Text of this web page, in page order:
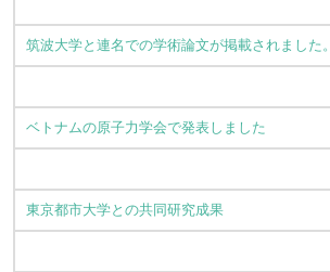
筑波大学と連名での学術論文が掲載されました。
ベトナムの原子力学会で発表しました
東京都市大学との共同研究成果